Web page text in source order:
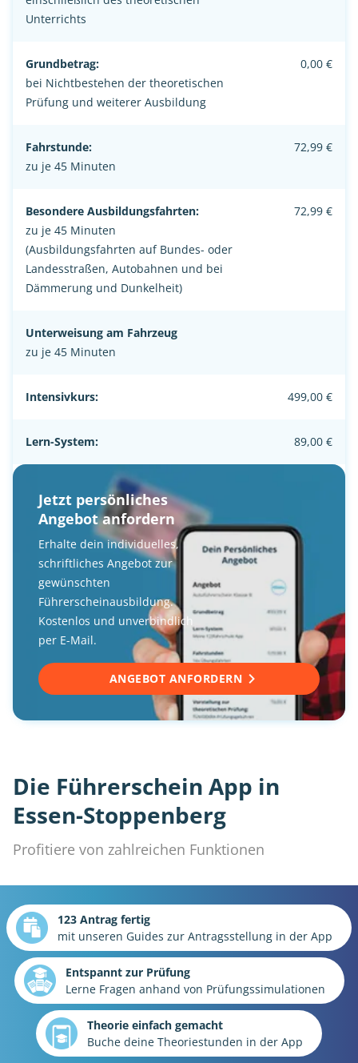
Unterrichts
Grundbetrag:
bei Nichtbestehen der theoretischen
Prüfung und weiterer Ausbildung
0,00 €
Fahrstunde:
zu je 45 Minuten
72,99 €
Besondere Ausbildungsfahrten:
zu je 45 Minuten
(Ausbildungsfahrten auf Bundes- oder
Landesstraßen, Autobahnen und bei
Dämmerung und Dunkelheit)
72,99 €
Unterweisung am Fahrzeug
zu je 45 Minuten
Intensivkurs: 499,00 €
Lern-System: 89,00 €
Jetzt persönliches
Angebot anfordern
Erhalte dein individuelles,
schriftliches Angebot zur
gewünschten
Führerscheinausbildung.
Kostenlos und unverbindlich
per E-Mail.
ANGEBOT ANFORDERN
Die Führerschein App in
Essen-Stoppenberg
Profitiere von zahlreichen Funktionen
123 Antrag fertig
mit unseren Guides zur Antragsstellung in der App
Entspannt zur Prüfung
Lerne Fragen anhand von Prüfungssimulationen
Theorie einfach gemacht
Buche deine Theoriestunden in der App